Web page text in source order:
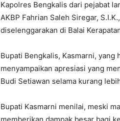
Kapolres Bengkalis dari pejabat
AKBP Fahrian Saleh Siregar,
diselenggarakan di Balai
Bupati Bengkalis, Kasmarni,
menyampaikan apresiasi yang
Budi Setiawan selama kurang
Bupati Kasmarni menilai, meski